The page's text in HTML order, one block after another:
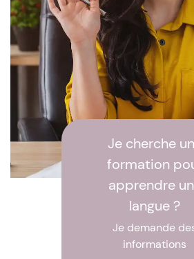
Je cherche
formation
apprendre
langue ?
Je demande
informations